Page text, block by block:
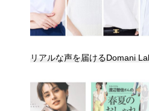
リアルな声を届けるDomani